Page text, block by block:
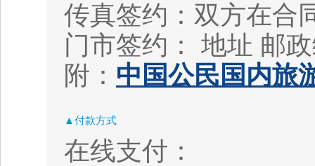
传真签约：双方在合
门市签约： 地址 邮
附： 中国公民国内旅
▲付款方式
在线支付：